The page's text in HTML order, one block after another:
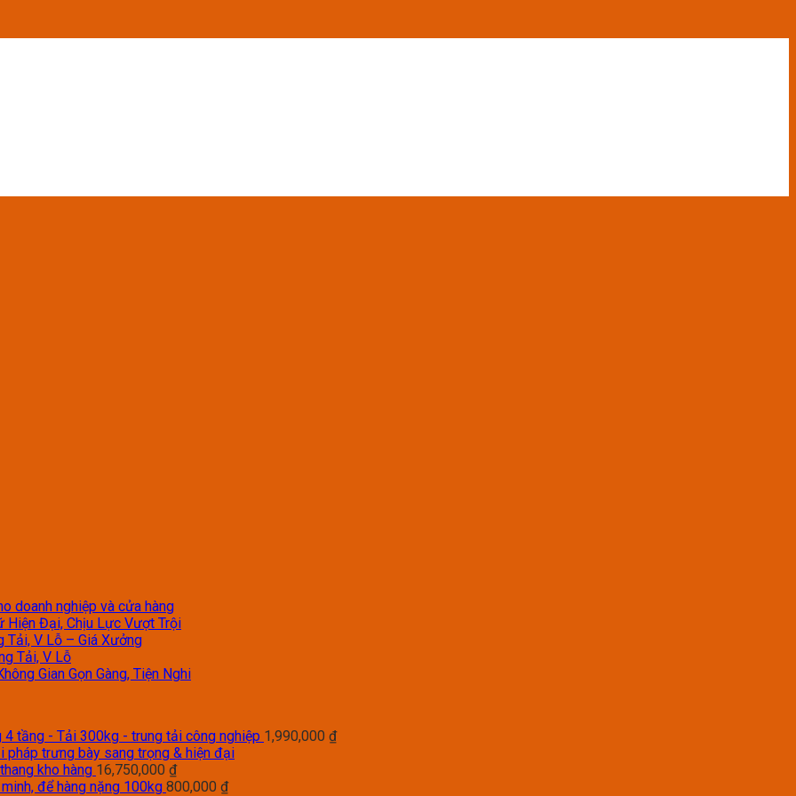
doanh nghiệp và cửa hàng
Hiện Đại, Chịu Lực Vượt Trội
Tải, V Lỗ – Giá Xưởng
Tải, V Lỗ
Gian Gọn Gàng, Tiện Nghi
tầng - Tải 300kg - trung tải công nghiệp 1,990,000 ₫
pháp trưng bày sang trọng & hiện đại
kho hàng 16,750,000 ₫
để hàng nặng 100kg 800,000 ₫